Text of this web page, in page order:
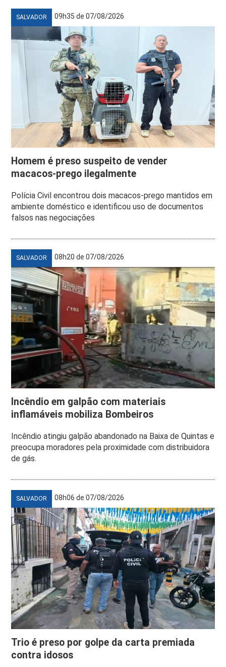
SALVADOR 09h35 de 07/08/2026
Homem é preso suspeito de vender
macacos-prego ilegalmente
Polícia Civil encontrou dois macacos-prego mantidos em
ambiente doméstico e identificou uso de documentos
falsos nas negociações
SALVADOR 08h20 de 07/08/2026
Incêndio em galpão com materiais
inflamáveis mobiliza Bombeiros
Incêndio atingiu galpão abandonado na Baixa de Quintas e
preocupa moradores pela proximidade com distribuidora
de gás.
SALVADOR 08h06 de 07/08/2026
Trio é preso por golpe da carta premiada
contra idosos